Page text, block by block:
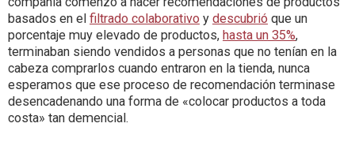
basados en el filtrado colaborativo y descubrió que un
porcentaje muy elevado de productos, hasta un 35%,
terminaban siendo vendidos a personas que no tenían en la
cabeza comprarlos cuando entraron en la tienda, nunca
esperamos que ese proceso de recomendación terminase
desencadenando una forma de «colocar productos a toda
costa» tan demencial.